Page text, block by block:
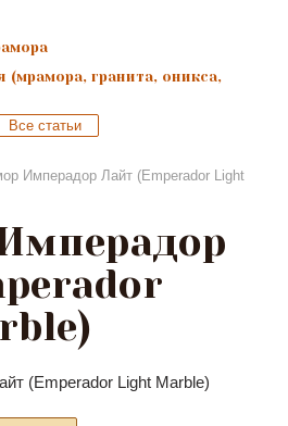
(мрамора, гранита, оникса,
Все статьи
Имперадор Лайт (Emperador Light